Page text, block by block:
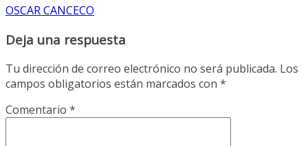
OSCAR CANCECO
Deja una respuesta
Tu dirección de correo electrónico no será publicada. Los
campos obligatorios están marcados con *
Comentario *